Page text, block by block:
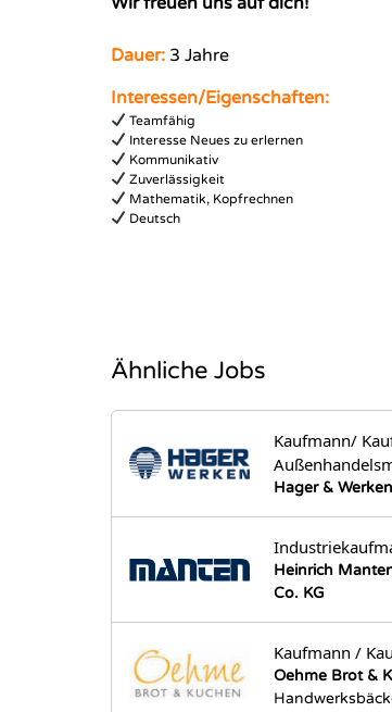
Dauer: 3 Jahre
Interessen/Eigenschaften:
Teamfähig
Interesse Neues zu erlernen
Kommunikativ
Zuverlässigkeit
Mathematik, Kopfrechnen
Deutsch
Ähnliche Jobs
Kaufmann/
Hager &
Heinrich
Co. KG
Kaufmann /
Oehme Brot &